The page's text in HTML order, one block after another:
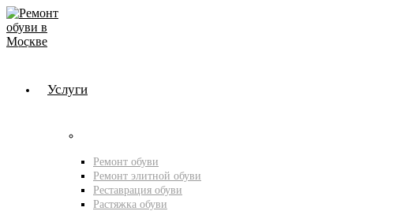
Услуги
Ремонт обуви
Ремонт элитной обуви
Реставрация обуви
Растяжка обуви